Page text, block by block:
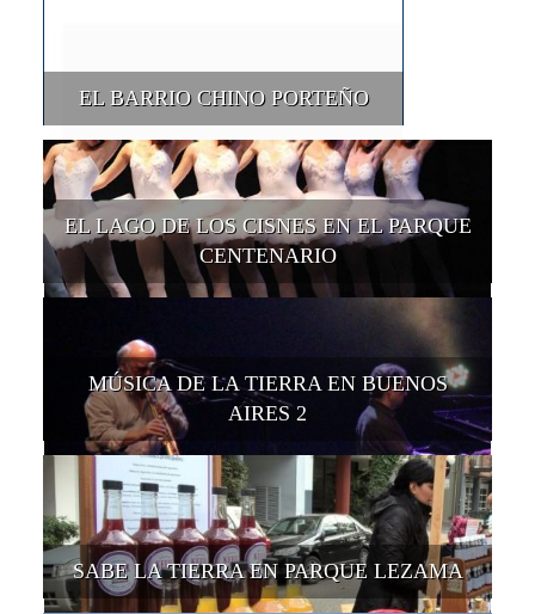
EL BARRIO CHINO PORTEÑO
EL LAGO DE LOS CISNES EN EL PARQUE
CENTENARIO
MÚSICA DE LA TIERRA EN BUENOS
AIRES 2
SABE LA TIERRA EN PARQUE LEZAMA